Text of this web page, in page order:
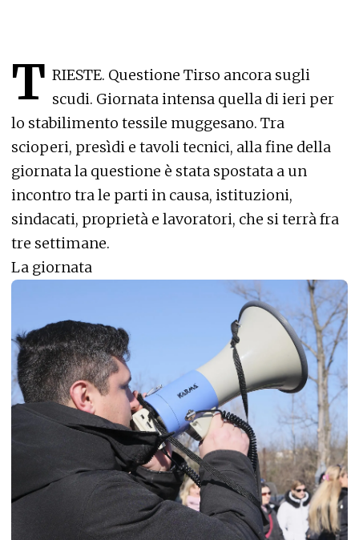
T RIESTE. Questione Tirso ancora sugli
scudi. Giornata intensa quella di ieri per
lo stabilimento tessile muggesano. Tra
scioperi, presìdi e tavoli tecnici, alla fine della
giornata la questione è stata spostata a un
incontro tra le parti in causa, istituzioni,
sindacati, proprietà e lavoratori, che si terrà fra
tre settimane.
La giornata